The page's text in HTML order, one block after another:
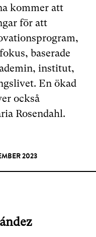
kommer att
för att
baserade
institut,
En ökad
också
Rosendahl.
2023